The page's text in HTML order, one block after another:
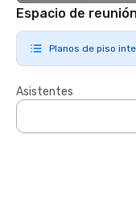
Espacio de reunión
Planos de piso
Asistentes